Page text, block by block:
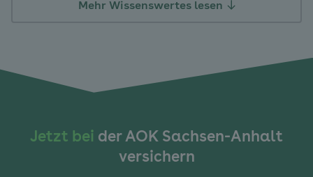
Mehr Wissenswertes lesen
Jetzt bei der AOK Sachsen-Anhalt
versichern